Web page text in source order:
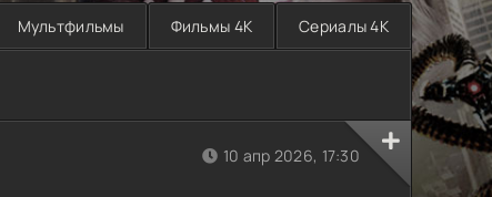
Мультфильмы Фильмы 4K Сериалы 4K
10 апр 2026, 17:30